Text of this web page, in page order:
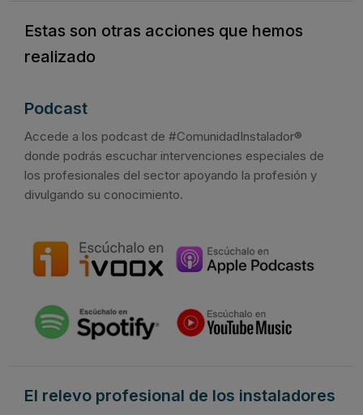
Estas son otras acciones que hemos
realizado
Podcast
Accede a los podcast de #ComunidadInstalador®
donde podrás escuchar intervenciones especiales de
los profesionales del sector apoyando la profesión y
divulgando su conocimiento.
El relevo profesional de los instaladores